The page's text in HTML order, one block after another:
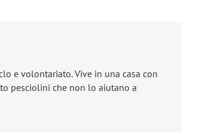
e volontariato. Vive in una casa con
pesciolini che non lo aiutano a